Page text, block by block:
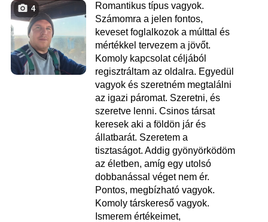
4
Romantikus típus vagyok.
Számomra a jelen fontos,
keveset foglalkozok a múlttal és
mértékkel tervezem a jövőt.
Komoly kapcsolat céljából
regisztráltam az oldalra. Egyedül
vagyok és szeretném megtalálni
az igazi páromat. Szeretni, és
szeretve lenni. Csinos társat
keresek aki a földön jár és
állatbarát. Szeretem a
tisztaságot. Addig gyönyörködöm
az életben, amíg egy utolsó
dobbanással véget nem ér.
Pontos, megbízható vagyok.
Komoly társkereső vagyok.
Ismerem értékeimet,